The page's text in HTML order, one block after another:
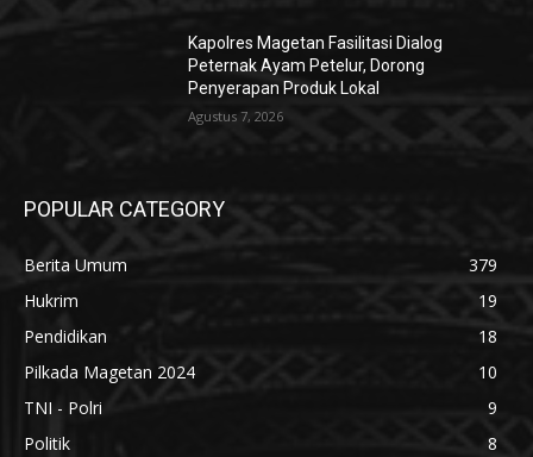
Kapolres Magetan Fasilitasi Dialog
Peternak Ayam Petelur, Dorong
Penyerapan Produk Lokal
Agustus 7, 2026
POPULAR CATEGORY
Berita Umum
379
Hukrim
19
Pendidikan
18
Pilkada Magetan 2024
10
TNI - Polri
9
Politik
8